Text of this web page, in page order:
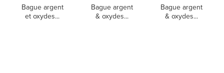
Bague argent
et oxydes...
Bague argent
& oxydes...
Bague argent
& oxydes...